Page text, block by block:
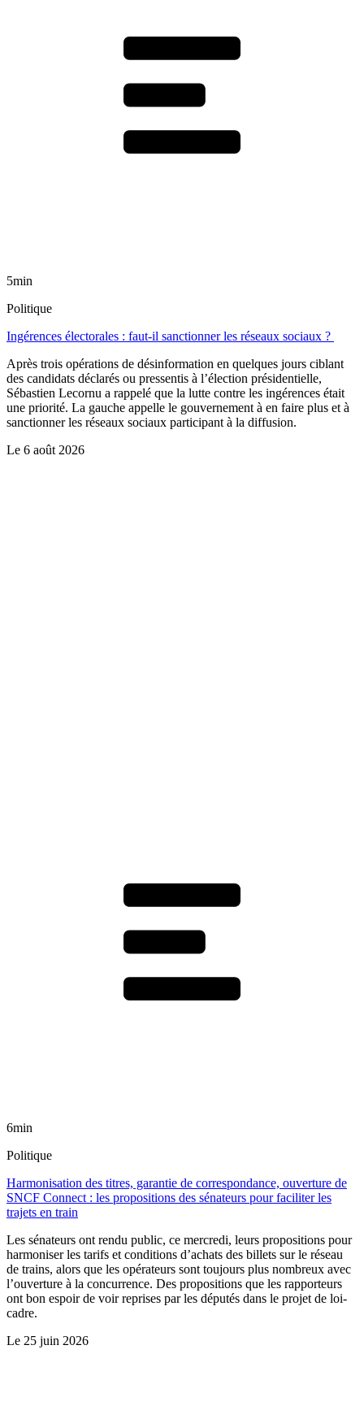
5min
Politique
Ingérences électorales : faut-il sanctionner les réseaux sociaux ?
Après trois opérations de désinformation en quelques jours ciblant
des candidats déclarés ou pressentis à l’élection présidentielle,
Sébastien Lecornu a rappelé que la lutte contre les ingérences était
une priorité. La gauche appelle le gouvernement à en faire plus et à
sanctionner les réseaux sociaux participant à la diffusion.
Le 6 août 2026
6min
Politique
Harmonisation des titres, garantie de correspondance, ouverture de
SNCF Connect : les propositions des sénateurs pour faciliter les
trajets en train
Les sénateurs ont rendu public, ce mercredi, leurs propositions pour
harmoniser les tarifs et conditions d’achats des billets sur le réseau
de trains, alors que les opérateurs sont toujours plus nombreux avec
l’ouverture à la concurrence. Des propositions que les rapporteurs
ont bon espoir de voir reprises par les députés dans le projet de loi-
cadre.
Le 25 juin 2026